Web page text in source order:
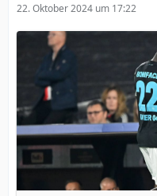
22. Oktober 2024 um 17:22